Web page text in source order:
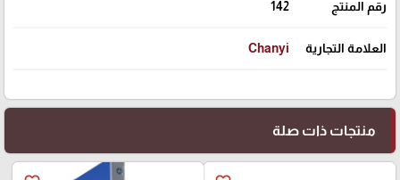
رقم المنتج 142
العلامة التجارية Chanyi
منتجات ذات صلة